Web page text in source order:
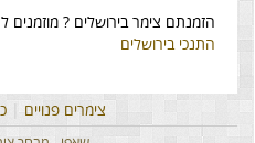
הזמנתם צימר בירושלים ?
התנכי בירושלים
צימרים פנויים |